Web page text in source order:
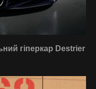
гіперкар Destrier